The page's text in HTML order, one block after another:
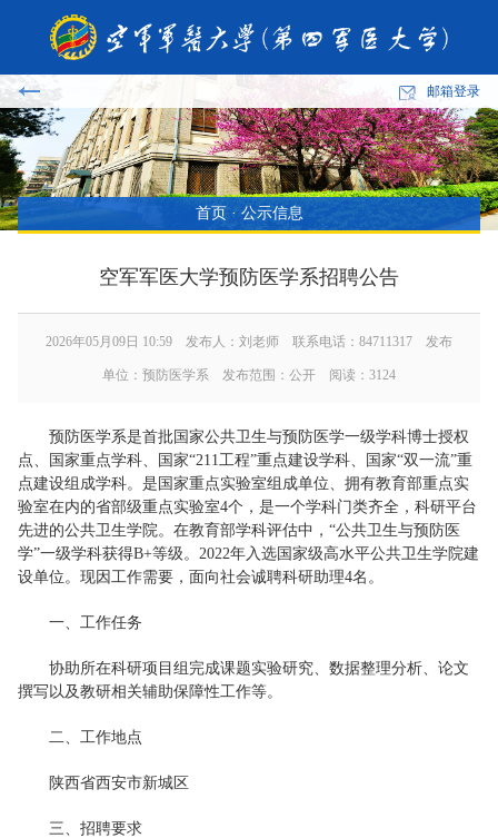
邮箱登录
首页 · 公示信息
空军军医大学预防医学系招聘公告
2026年05月09日 10:59 发布人：刘老师 联系电话：84711317 发布
单位：预防医学系 发布范围：公开 阅读： 3124
预防医学系是首批国家公共卫生与预防医学一级学科博士授权
点、国家重点学科、国家“211工程”重点建设学科、国家“双一流”重
点建设组成学科。是国家重点实验室组成单位、拥有教育部重点实
验室在内的省部级重点实验室4个，是一个学科门类齐全，科研平台
先进的公共卫生学院。在教育部学科评估中，“公共卫生与预防医
学”一级学科获得B+等级。2022年入选国家级高水平公共卫生学院建
设单位。现因工作需要，面向社会诚聘科研助理4名。
一、工作任务
协助所在科研项目组完成课题实验研究、数据整理分析、论文
撰写以及教研相关辅助保障性工作等。
二、工作地点
陕西省西安市新城区
三、招聘要求